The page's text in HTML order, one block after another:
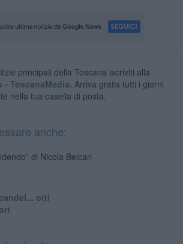
principali della Toscana iscriviti alla
- ToscanaMedia. Arriva gratis tutti i giorni
nella tua casella di posta.
anche:
di Nicola Belcari
otti